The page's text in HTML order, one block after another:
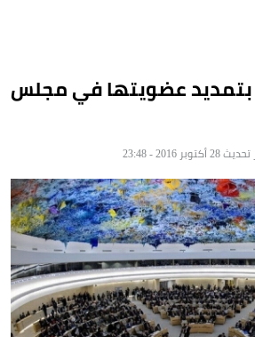
بتمديد عضويتها في مجلس